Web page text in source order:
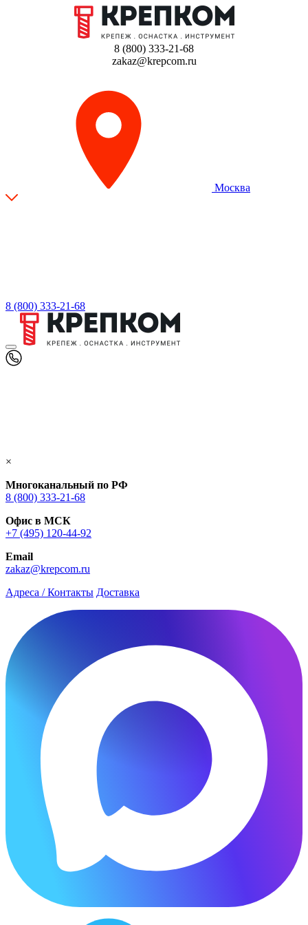
8 (800) 333-21-68
zakaz@krepcom.ru
Москва
8 (800) 333-21-68
×
Многоканальный по РФ
8 (800) 333‑21-68
Офис в МСК
+7 (495) 120-44-92
Email
zakaz@krepcom.ru
Адреса / Контакты Доставка